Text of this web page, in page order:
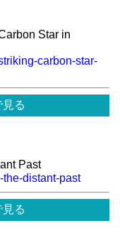
Star in
carbon-star-
見る
Past
the-distant-past
見る